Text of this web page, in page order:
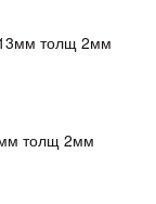
толщ 2мм